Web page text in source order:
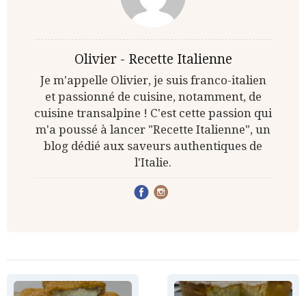
Olivier - Recette Italienne
Je m'appelle Olivier, je suis franco-italien
et passionné de cuisine, notamment, de
cuisine transalpine ! C'est cette passion qui
m'a poussé à lancer "Recette Italienne", un
blog dédié aux saveurs authentiques de
l'Italie.